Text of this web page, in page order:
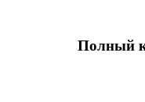
Полный